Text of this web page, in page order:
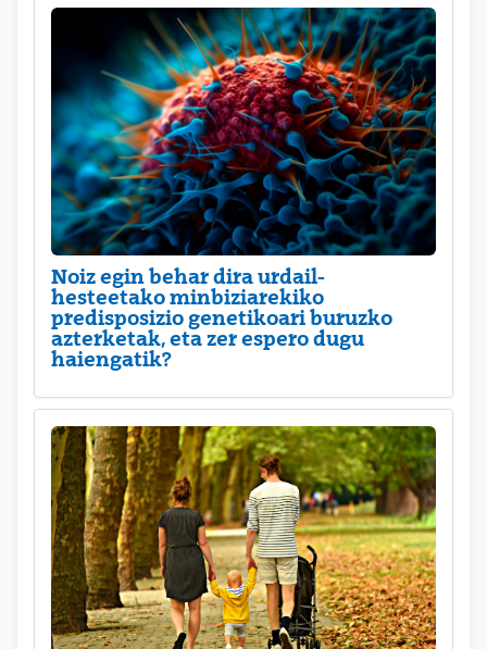
Noiz egin behar dira urdail-
hesteetako minbiziarekiko
predisposizio genetikoari buruzko
azterketak, eta zer espero dugu
haiengatik?